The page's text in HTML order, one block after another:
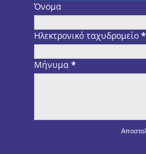
Όνομα
Ηλεκτρονικό ταχυδρομείο*
Μήνυμα*